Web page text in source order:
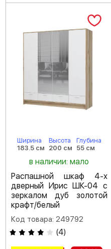
Ширина
183.5 см
Высота
200 см
Глубина
55 см
в наличии: мало
Распашной шкаф 4-х
дверный Ирис ШК-04 с
зеркалом дуб золотой
крафт/белый
Код товара: 249792
(4)